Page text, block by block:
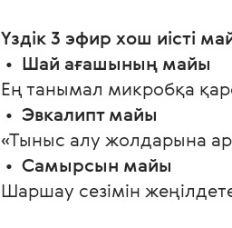
Үздік 3 эфир хош иісті
• Шай ағашының майы
Ең танымал микробқа
• Эвкалипт майы
«Тыныс алу жолдарына
• Самырсын майы
Шаршау сезімін